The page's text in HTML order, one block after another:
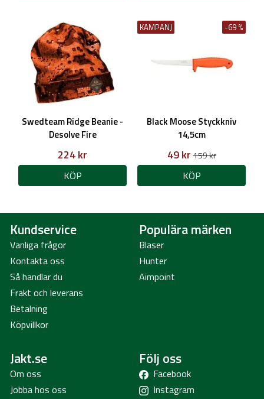
Swedteam Ridge Beanie -
Desolve Fire
224 kr
KÖP
KAMPANJ -69 %
Black Moose Styckkniv
14,5cm
49 kr159 kr
KÖP
Kundservice
Vanliga frågor
Kontakta oss
Så handlar du
Frakt och leverans
Betalning
Köpvillkor
Populära märken
Blaser
Hunter
Aimpoint
Jakt.se
Om oss
Jobba hos oss
Följ oss
Facebook
Instagram